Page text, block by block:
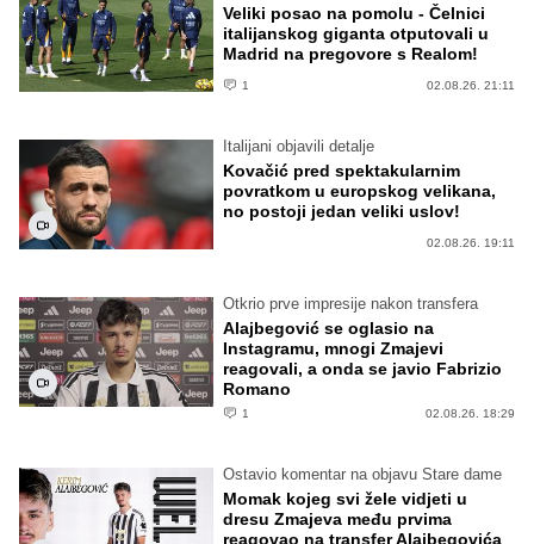
Veliki posao na pomolu - Čelnici
italijanskog giganta otputovali u
Madrid na pregovore s Realom!
1 02.08.26. 21:11
Italijani objavili detalje
Kovačić pred spektakularnim
povratkom u europskog velikana,
no postoji jedan veliki uslov!
02.08.26. 19:11
Otkrio prve impresije nakon transfera
Alajbegović se oglasio na
Instagramu, mnogi Zmajevi
reagovali, a onda se javio Fabrizio
Romano
1 02.08.26. 18:29
Ostavio komentar na objavu Stare dame
Momak kojeg svi žele vidjeti u
dresu Zmajeva među prvima
reagovao na transfer Alajbegovića